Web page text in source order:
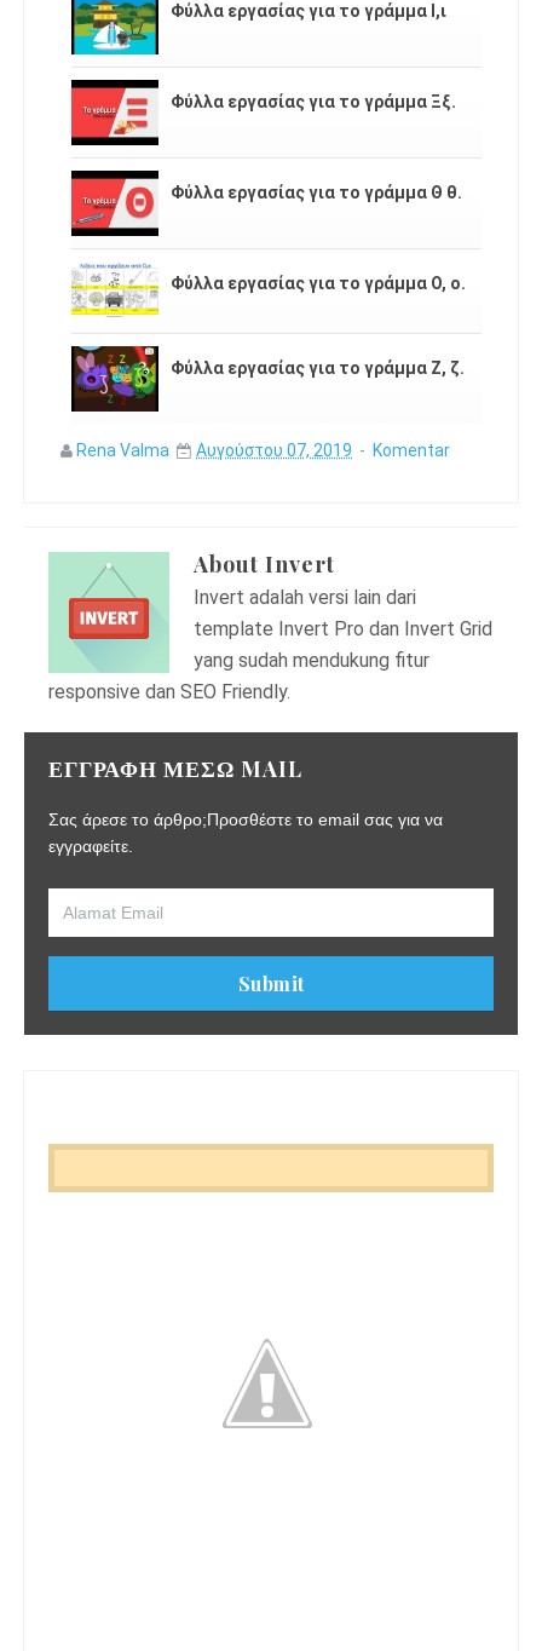
Φύλλα εργασίας για το γράμμα Ι,ι
Φύλλα εργασίας για το γράμμα Ξξ.
Φύλλα εργασίας για το γράμμα Θ θ.
Φύλλα εργασίας για το γράμμα Ο, ο.
Φύλλα εργασίας για το γράμμα Ζ, ζ.
Rena Valma Αυγούστου 07, 2019 Komentar
About Invert
Invert adalah versi lain dari
template Invert Pro dan Invert Grid
yang sudah mendukung fitur
responsive dan SEO Friendly.
ΕΓΓΡΑΦΗ ΜΕΣΩ MAIL
Σας άρεσε το άρθρο;Προσθέστε το email σας για να
εγγραφείτε.